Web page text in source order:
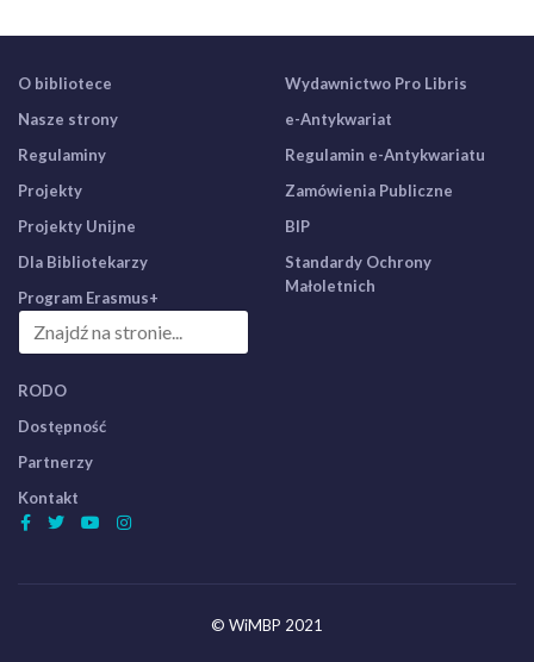
O bibliotece
Nasze strony
Regulaminy
Projekty
Projekty Unijne
Dla Bibliotekarzy
Program Erasmus+
Wydawnictwo Pro Libris
e-Antykwariat
Regulamin e-Antykwariatu
Zamówienia Publiczne
BIP
Standardy Ochrony
Małoletnich
RODO
Dostępność
Partnerzy
Kontakt
© WiMBP 2021